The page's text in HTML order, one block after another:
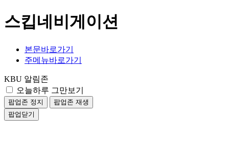
스킵네비게이션
본문바로가기
주메뉴바로가기
KBU 알림존
오늘하루 그만보기
팝업존 정지
팝업존 재생
팝업닫기